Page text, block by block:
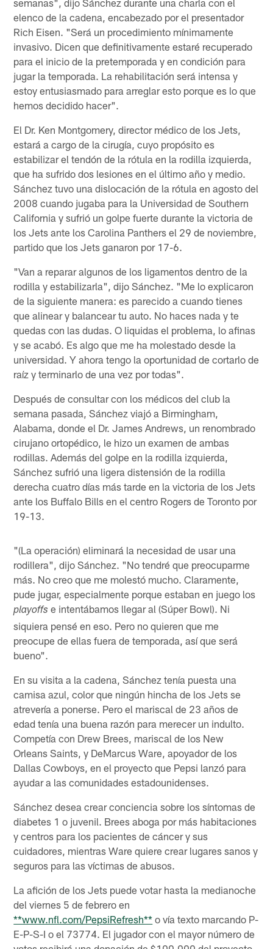
elenco de la cadena, encabezado por el presentador
Rich Eisen. "Será un procedimiento mínimamente
invasivo. Dicen que definitivamente estaré recuperado
para el inicio de la pretemporada y en condición para
jugar la temporada. La rehabilitación será intensa y
estoy entusiasmado para arreglar esto porque es lo que
hemos decidido hacer".
El Dr. Ken Montgomery, director médico de los Jets,
estará a cargo de la cirugía, cuyo propósito es
estabilizar el tendón de la rótula en la rodilla izquierda,
que ha sufrido dos lesiones en el último año y medio.
Sánchez tuvo una dislocación de la rótula en agosto del
2008 cuando jugaba para la Universidad de Southern
California y sufrió un golpe fuerte durante la victoria de
los Jets ante los Carolina Panthers el 29 de noviembre,
partido que los Jets ganaron por 17-6.
"Van a reparar algunos de los ligamentos dentro de la
rodilla y estabilizarla", dijo Sánchez. "Me lo explicaron
de la siguiente manera: es parecido a cuando tienes
que alinear y balancear tu auto. No haces nada y te
quedas con las dudas. O liquidas el problema, lo afinas
y se acabó. Es algo que me ha molestado desde la
universidad. Y ahora tengo la oportunidad de cortarlo de
raíz y terminarlo de una vez por todas".
Después de consultar con los médicos del club la
semana pasada, Sánchez viajó a Birmingham,
Alabama, donde el Dr. James Andrews, un renombrado
cirujano ortopédico, le hizo un examen de ambas
rodillas. Además del golpe en la rodilla izquierda,
Sánchez sufrió una ligera distensión de la rodilla
derecha cuatro días más tarde en la victoria de los Jets
ante los Buffalo Bills en el centro Rogers de Toronto por
19-13.
"(La operación) eliminará la necesidad de usar una
rodillera", dijo Sánchez. "No tendré que preocuparme
más. No creo que me molestó mucho. Claramente,
pude jugar, especialmente porque estaban en juego los
playoffs e intentábamos llegar al (Súper Bowl). Ni
siquiera pensé en eso. Pero no quieren que me
preocupe de ellas fuera de temporada, así que será
bueno".
En su visita a la cadena, Sánchez tenía puesta una
camisa azul, color que ningún hincha de los Jets se
atrevería a ponerse. Pero el mariscal de 23 años de
edad tenía una buena razón para merecer un indulto.
Competía con Drew Brees, mariscal de los New
Orleans Saints, y DeMarcus Ware, apoyador de los
Dallas Cowboys, en el proyecto que Pepsi lanzó para
ayudar a las comunidades estadounidenses.
Sánchez desea crear conciencia sobre los síntomas de
diabetes 1 o juvenil. Brees aboga por más habitaciones
y centros para los pacientes de cáncer y sus
cuidadores, mientras Ware quiere crear lugares sanos y
seguros para las víctimas de abusos.
La afición de los Jets puede votar hasta la medianoche
del viernes 5 de febrero en
**www.nfl.com/PepsiRefresh** o vía texto marcando P-
E-P-S-I o el 73774. El jugador con el mayor número de